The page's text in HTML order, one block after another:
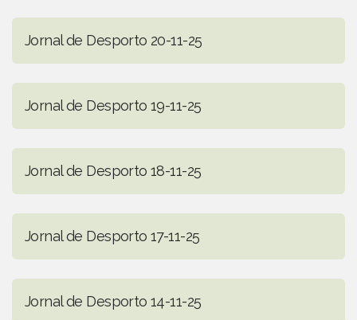
Jornal de Desporto 20-11-25
Jornal de Desporto 19-11-25
Jornal de Desporto 18-11-25
Jornal de Desporto 17-11-25
Jornal de Desporto 14-11-25